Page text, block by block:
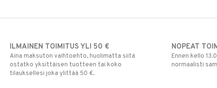
ILMAINEN TOIMITUS YLI 50 €
Aina maksuton vaihtoehto, huolimatta siitä
ostatko yksittäisen tuotteen tai koko
tilauksellesi joka ylittää 50 €.
NOPEAT
Ennen kello
normaalisti